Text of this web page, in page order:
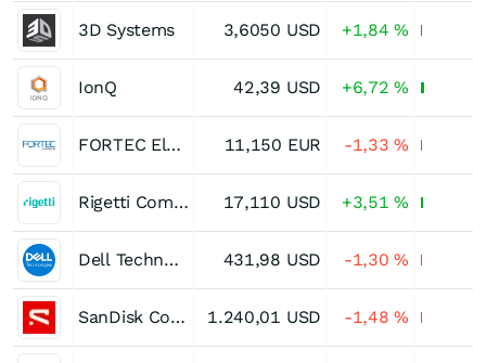
3D Systems 3,6050 USD +1,84%
IonQ 42,39 USD +6,72%
FORTEC Elektronik 11,150 EUR -1,33%
Rigetti Computing 17,110 USD +3,51%
Dell Technologies Registered (C) 431,98 USD -1,30%
SanDisk Corporation 1.240,01 USD -1,48%